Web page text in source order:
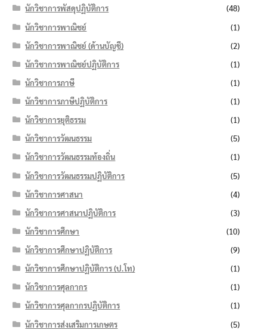
นักวิชาการพัสดุปฏิบัติการ
(48)
นักวิชาการพาณิชย์
(1)
นักวิชาการพาณิชย์ (ด้านบัญชี)
(2)
นักวิชาการพาณิชย์ปฏิบัติการ
(1)
นักวิชาการภาษี
(1)
นักวิชาการภาษีปฏิบัติการ
(1)
นักวิชาการยุติธรรม
(1)
นักวิชาการวัฒนธรรม
(5)
นักวิชาการวัฒนธรรมท้องถิ่น
(1)
นักวิชาการวัฒนธรรมปฏิบัติการ
(5)
นักวิชาการศาสนา
(4)
นักวิชาการศาสนาปฏิบัติการ
(3)
นักวิชาการศึกษา
(10)
นักวิชาการศึกษาปฏิบัติการ
(9)
นักวิชาการศึกษาปฏิบัติการ (ป.โท)
(1)
นักวิชาการศุลกากร
(1)
นักวิชาการศุลกากรปฏิบัติการ
(1)
นักวิชาการส่งเสริมการเกษตร
(5)